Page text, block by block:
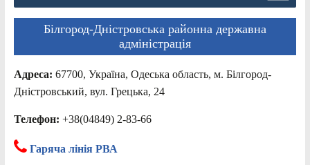
Білгород-Дністровська районна державна
адміністрація
Адреса: 67700, Україна, Одеська область, м. Білгород-
Дністровський, вул. Грецька, 24
Телефон: +38(04849) 2-83-66
Гаряча лінія РВА